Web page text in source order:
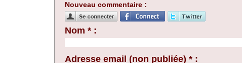
Nouveau commentaire :
Nom * :
Adresse email (non publiée) * :